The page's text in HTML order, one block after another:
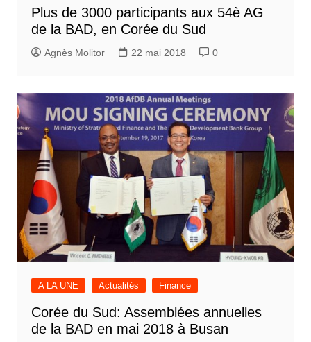
Plus de 3000 participants aux 54è AG
de la BAD, en Corée du Sud
Agnès Molitor 22 mai 2018 0
A LA UNE Actualités Finance
Corée du Sud: Assemblées annuelles
de la BAD en mai 2018 à Busan